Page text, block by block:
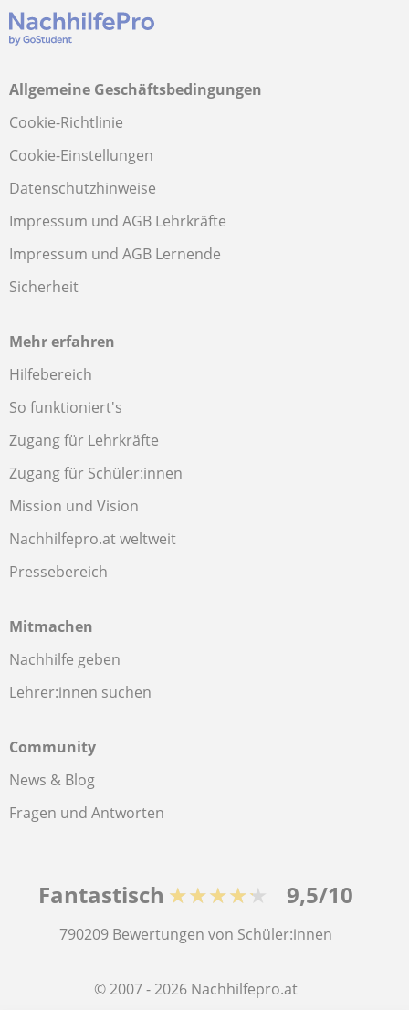
Allgemeine Geschäftsbedingungen
Cookie-Richtlinie
Cookie-Einstellungen
Datenschutzhinweise
Impressum und AGB Lehrkräfte
Impressum und AGB Lernende
Sicherheit
Mehr erfahren
Hilfebereich
So funktioniert's
Zugang für Lehrkräfte
Zugang für Schüler:innen
Mission und Vision
Nachhilfepro.at weltweit
Pressebereich
Mitmachen
Nachhilfe geben
Lehrer:innen suchen
Community
News & Blog
Fragen und Antworten
Fantastisch ★★★★★ 9,5/10
790209 Bewertungen von Schüler:innen
© 2007 - 2026 Nachhilfepro.at